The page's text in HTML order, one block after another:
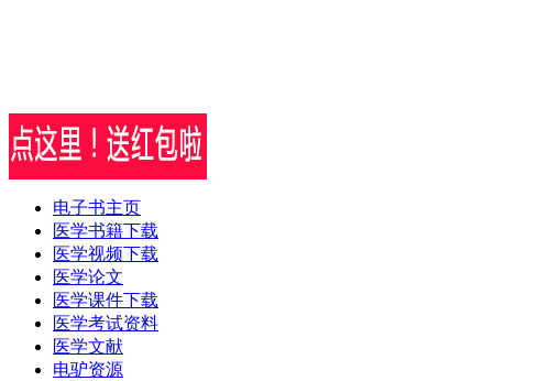
电子书主页
医学书籍下载
医学视频下载
医学论文
医学课件下载
医学考试资料
医学文献
电驴资源